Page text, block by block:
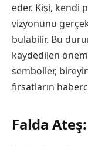
eder. Kişi, kendi
vizyonunu
bulabilir. Bu
kaydedilen
semboller,
fırsatların
Falda Ateş: